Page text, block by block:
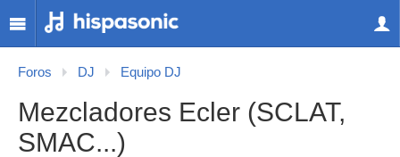
Foros DJ Equipo DJ
Mezcladores Ecler (SCLAT,
SMAC...)